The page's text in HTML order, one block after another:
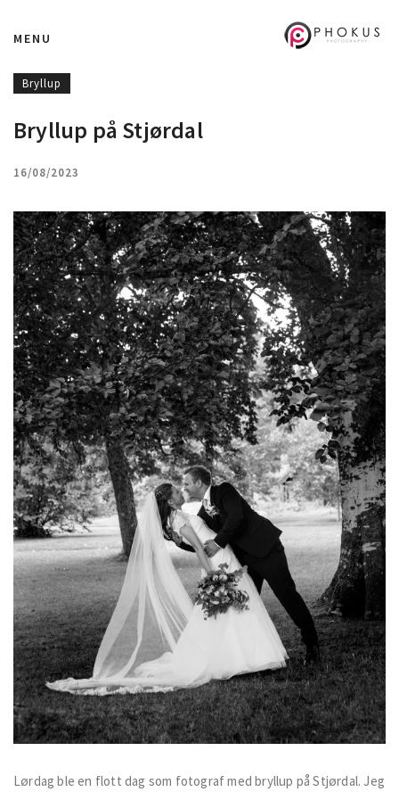
MENU
Bryllup
Bryllup på Stjørdal
16/08/2023
Lørdag ble en flott dag som fotograf med bryllup på Stjørdal. Jeg